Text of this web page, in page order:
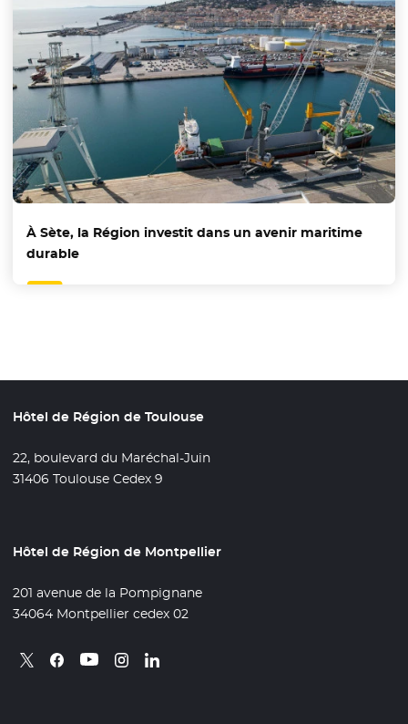
À Sète, la Région investit dans un avenir maritime
durable
Hôtel de Région de Toulouse
22, boulevard du Maréchal-Juin
31406 Toulouse Cedex 9
Hôtel de Région de Montpellier
201 avenue de la Pompignane
34064 Montpellier cedex 02
Retrouvez nous sur X
- Nouvelle fenêtre
Retrouvez nous sur Facebook
- Nouvelle fenêtre
Retrouvez nous sur Youtube
- Nouvelle fenêtre
Retrouvez nous sur Instagram
- Nouvelle fenêtre
Retrouvez nous sur Linkedin
- Nouvelle fenêtre